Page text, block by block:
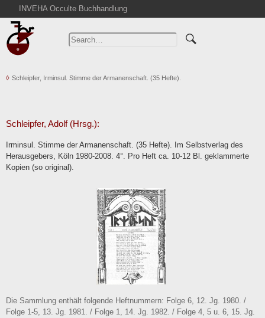
INVEHA Occulte Buchhandlung
Home
Advanced Search
Cart
Contact
Terms
Schleipfer, Irminsul. Stimme der Armanenschaft. (35 Hefte).
Schleipfer, Adolf (Hrsg.):
Irminsul. Stimme der Armanenschaft. (35 Hefte). Im Selbstverlag des
Herausgebers, Köln 1980-2008. 4°. Pro Heft ca. 10-12 Bl. geklammerte
Kopien (so original).
Die Sammlung enthält folgende Heftnummern: Folge 6, 12. Jg. 1980. /
Folge 1-5, 13. Jg. 1981. / Folge 1, 14. Jg. 1982. / Folge 4, 5 u. 6, 15. Jg.